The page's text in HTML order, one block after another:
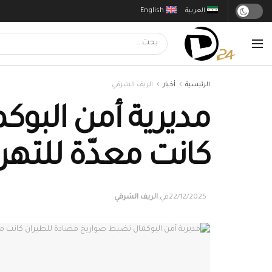
English العربية
الرئيسية أخبار الريف الشرقي
مديرية أمن
كانت معدّة
22/12/2025في الريف الشرقي